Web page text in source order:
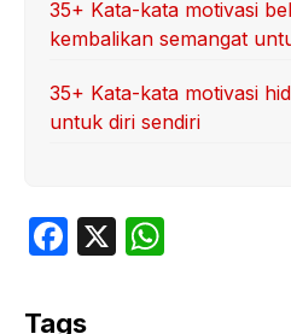
35+ Kata-kata motivasi
kembalikan semangat
35+ Kata-kata motivasi
untuk diri sendiri
F
c
X
Tags